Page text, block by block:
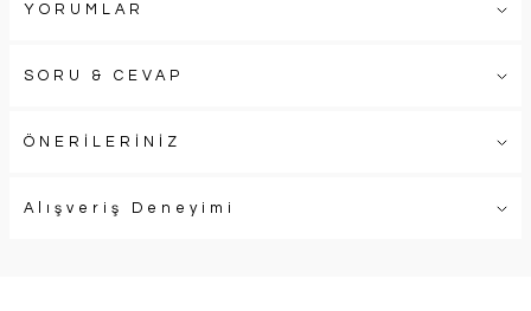
YORUMLAR
SORU & CEVAP
ÖNERİLERİNİZ
Alışveriş Deneyimi